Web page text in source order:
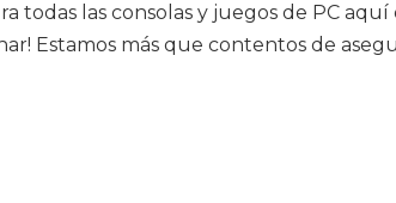
las consolas y juegos de PC
Estamos más que contentos de